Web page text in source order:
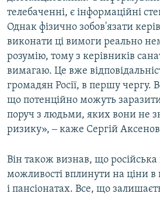
телебаченні, є інформаційні
Однак фізично зобов'язати
виконати ці вимоги реально
розумію, тому з керівників
вимагаю. Це вже
громадян Росії, в першу чергу.
що потенційно можуть
поруч з людьми, яких вони не
ризику», ‒ каже Сергій
Він також визнав, що
можливості вплинути на ціни в
і пансіонатах. Все, що